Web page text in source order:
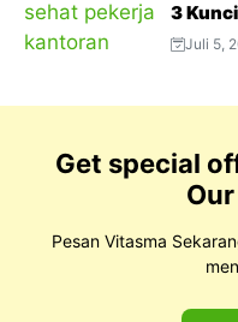
3
Juli 5,
Get special
Pesan Vitasma